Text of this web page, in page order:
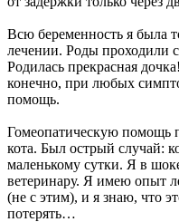
Всю беременность я была
лечении. Роды проходили
Родилась прекрасная
конечно, при любых
помощь.
Гомеопатическую помощь
кота. Был острый случай:
маленькому сутки. Я в
ветеринару. Я имею опыт
(не с этим), и я знаю, что
потерять…